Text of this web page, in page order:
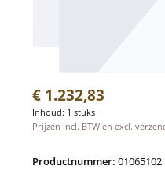
Normale prijs:
€ 1.232,83
Inhoud: 1 stuks
Prijzen incl. BTW en excl.
Productnummer: 01065102